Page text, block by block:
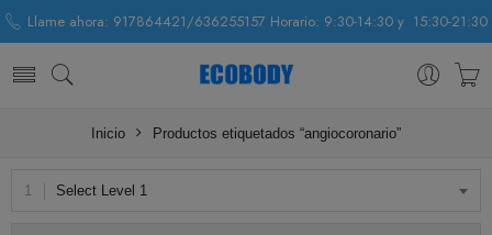
Llame ahora: 917864421/636255157 Horario: 9:30-14:30 y 15:30-21:30
Inicio Productos etiquetados “angiocoronario”
Select Level 1